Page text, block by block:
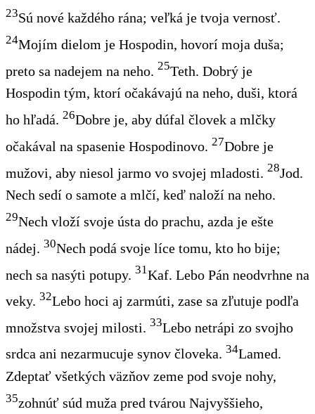
23Sú nové každého rána; veľká je tvoja vernosť.
24Mojím dielom je Hospodin, hovorí moja duša;
preto sa nadejem na neho. 25Teth . Dobrý je
Hospodin tým, ktorí očakávajú na neho, duši, ktorá
ho hľadá. 26Dobre je, aby dúfal človek a mlčky
očakával na spasenie Hospodinovo. 27Dobre je
mužovi, aby niesol jarmo vo svojej mladosti
28Jod
Nech sedí o samote a mlčí, keď naloží na neho.
29Nech vloží svoje ústa do prachu, azda je ešte
nádej. 30Nech podá svoje líce tomu, kto ho bije;
nech sa nasýti potupy. 31Kaf . Lebo Pán neodvrhne na
veky. 32Lebo hoci aj zarmúti, zase sa zľutuje podľa
množstva svojej milosti. 33Lebo netrápi zo svojho
srdca ani nezarmucuje synov človeka. 34Lamed.
Zdeptať všetkých väzňov zeme pod svoje nohy,
35zohnúť súd muža pred tvárou Najvyššieho,